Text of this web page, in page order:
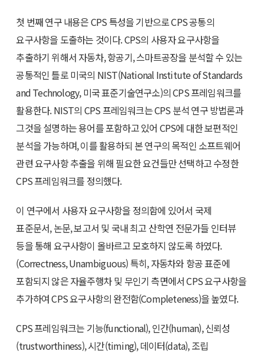
첫 번째 연구 내용은 CPS 특성을 기반으로 CPS 공통의
요구사항을 도출하는 것이다. CPS의 사용자 요구사항을
추출하기 위해서 자동차, 항공기, 스마트공장을 분석할 수 있는
공통적인 틀로 미국의 NIST(National Institute of Standards
and Technology, 미국 표준기술연구소)의 CPS 프레임워크를
활용한다. NIST의 CPS 프레임워크는 CPS 분석 연구 방법론과
그것을 설명하는 용어를 포함하고 있어 CPS에 대한 보편적인
분석을 가능하며, 이를 활용하되 본 연구의 목적인 소프트웨어
관련 요구사항 추출을 위해 필요한 요건들만 선택하고 수정한
CPS 프레임워크를 정의했다.
이 연구에서 사용자 요구사항을 정의함에 있어서 국제
표준문서, 논문, 보고서 및 국내 최고 산학연 전문가들 인터뷰
등을 통해 요구사항이 올바르고 모호하지 않도록 하였다.
(Correctness, Unambiguous) 특히, 자동차와 항공 표준에
포함되지 않은 자율주행차 및 무인기 측면에서 CPS 요구사항을
추가하여 CPS 요구사항의 완전함(Completeness)을 높였다.
CPS 프레임워크는 기능(functional), 인간(human), 신뢰성
(trustworthiness), 시간(timing), 데이터(data), 조립